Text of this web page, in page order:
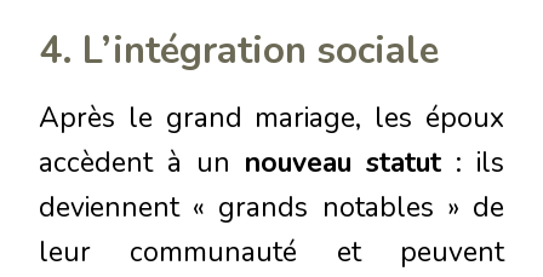
4. L’intégration sociale
Après le grand mariage, les époux
accèdent à un nouveau statut : ils
deviennent « grands notables » de
leur communauté et peuvent